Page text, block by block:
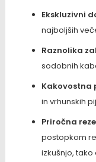
Ekskluzivni
najboljših
Raznolika
sodobnih
Kakovostna
in vrhunskih
Priročna
postopkom
izkušnjo,